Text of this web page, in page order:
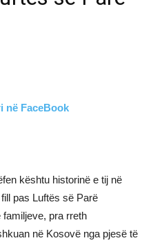
në FaceBook
kështu historinë e tij në
pas Luftës së Parë
pra rreth
në Kosovë nga pjesë të